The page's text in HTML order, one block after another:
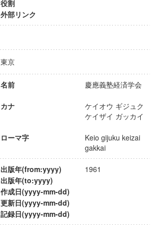
役割
外部リンク
東京
名前 慶應義塾経済学会
カナ
ケイオウ ギジュク
ケイザイ ガッカイ
ローマ字
Keio gijuku keizai
gakkai
出版年(from:yyyy)
1961
出版年(to:yyyy)
作成日(yyyy-mm-dd)
更新日(yyyy-mm-dd)
記録日(yyyy-mm-dd)